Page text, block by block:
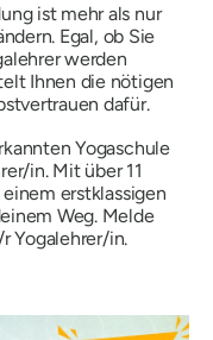
ist mehr als nur
Egal, ob Sie
werden
Ihnen die nötigen
dafür.
Yogaschule
in. Mit über 11
erstklassigen
Weg. Melde
Yogalehrer/in.